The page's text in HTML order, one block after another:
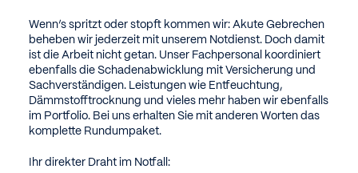
Wenn’s spritzt oder stopft kommen wir: Akute Gebrechen
beheben wir jederzeit mit unserem Notdienst. Doch damit
ist die Arbeit nicht getan. Unser Fachpersonal koordiniert
ebenfalls die Schadenabwicklung mit Versicherung und
Sachverständigen. Leistungen wie Entfeuchtung,
Dämmstofftrocknung und vieles mehr haben wir ebenfalls
im Portfolio. Bei uns erhalten Sie mit anderen Worten das
komplette Rundumpaket.
Ihr direkter Draht im Notfall: